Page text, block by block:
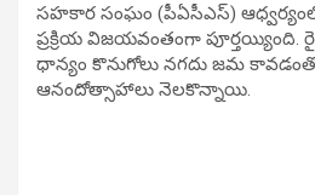
సహకార సంఘం (పీఏసీఎస్)
ప్రక్రియ విజయవంతంగా పూర్తయ్యింది.
ధాన్యం కొనుగోలు నగదు జమ
ఆనందోత్సాహాలు నెలకొన్నాయి.